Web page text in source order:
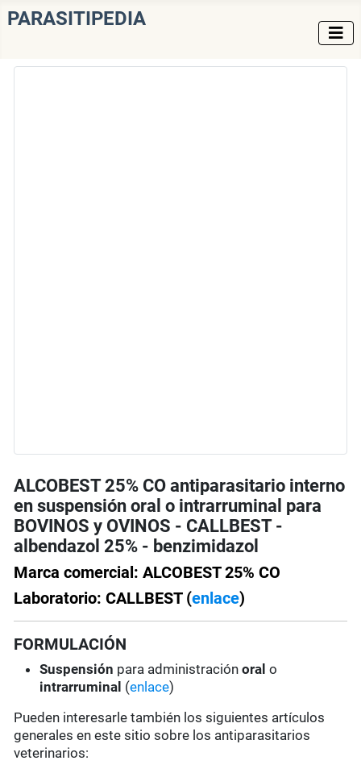
PARASITIPEDIA
ALCOBEST 25% CO antiparasitario interno
en suspensión oral o intrarruminal para
BOVINOS y OVINOS - CALLBEST -
albendazol 25% - benzimidazol
Marca comercial: ALCOBEST 25% CO
Laboratorio: CALLBEST (enlace)
FORMULACIÓN
Suspensión para administraciónoral o
intrarruminal (enlace)
Pueden interesarle también los siguientes artículos
generales en este sitio sobre los antiparasitarios
veterinarios: